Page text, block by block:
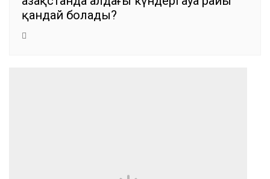
қандай болады?